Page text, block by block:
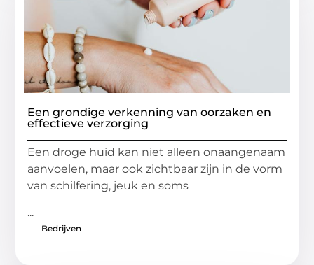
Een grondige verkenning van oorzaken en
effectieve verzorging
Een droge huid kan niet alleen onaangenaam
aanvoelen, maar ook zichtbaar zijn in de vorm
van schilfering, jeuk en soms
...
Bedrijven